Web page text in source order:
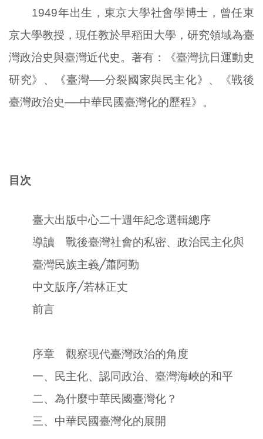
1949年出生，東京大學社會學博士，曾任東
京大學教授，現任教於早稻田大學，研究領域為臺
灣政治史與臺灣近代史。著有：《臺灣抗日運動史
研究》、《臺灣──分裂國家與民主化》、《戰後
臺灣政治史──中華民國臺灣化的歷程》。
目次
臺大出版中心二十週年紀念選輯總序
導讀 戰後臺灣社會的私密、政治民主化與
臺灣民族主義╱蕭阿勤
中文版序╱若林正丈
前言
序章 觀察現代臺灣政治的角度
一、民主化、認同政治、臺灣海峽的和平
二、為什麼中華民國臺灣化？
三、中華民國臺灣化的展開